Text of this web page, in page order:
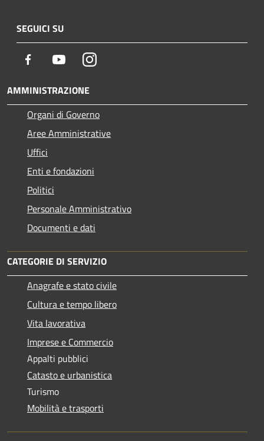
SEGUICI SU
Facebook YoutubeInstagram
AMMINISTRAZIONE
Organi di Governo
Aree Amministrative
Uffici
Enti e fondazioni
Politici
Personale Amministrativo
Documenti e dati
CATEGORIE DI SERVIZIO
Anagrafe e stato civile
Cultura e tempo libero
Vita lavorativa
Imprese e Commercio
Appalti pubblici
Catasto e urbanistica
Turismo
Mobilità e trasporti